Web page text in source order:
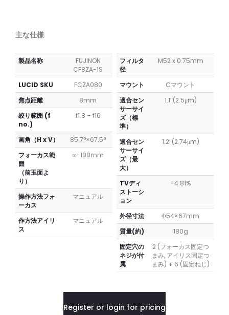
主な仕様
製品名称
FUJINON
CF8ZA-1S
LUCID SKU
FCZA080
焦点距離
8mm
絞り範囲 (f
no.)
f1.8 – f16
画角（H x V）
85.7°×67.5°
フォーカス範
囲
（前玉面よ
り）
∞-100mm
操作方法フォ
ーカス
マニュアル
作方法アイリ
ス
マニュアル
フィルタ
径
M52 x 0.75mm
マウント
Cマウント
適合セン
サーサイ
ズ（標
準）
1.1″(2.5μm)
適合セン
サーサイ
ズ（最
大）
1.2″(2.74μm)
TVディ
ストーシ
ョン
-4.81%
外径寸法
Φ54×67mm
質量(約)
180g
固定穴の
ネジが付
属
2 (フォーカス固定つ
まみ, アイリス固定つ
まみ) + 6 (固定ねじ)
Register or login for pricing